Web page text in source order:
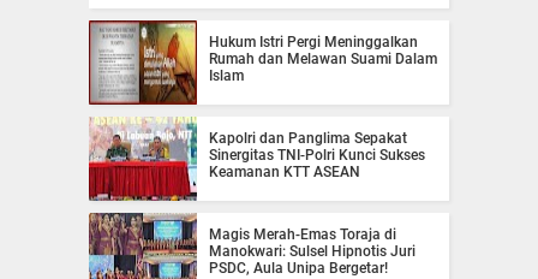
Hukum Istri Pergi Meninggalkan
Rumah dan Melawan Suami Dalam
Islam
Kapolri dan Panglima Sepakat
Sinergitas TNI-Polri Kunci Sukses
Keamanan KTT ASEAN
Magis Merah-Emas Toraja di
Manokwari: Sulsel Hipnotis Juri
PSDC, Aula Unipa Bergetar!